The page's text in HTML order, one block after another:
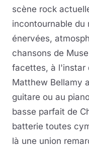
scène rock
incontournable du
énervées,
chansons de
facettes, à l'instar
Matthew Bellamy
guitare ou au
basse parfait de
batterie toutes
là une union